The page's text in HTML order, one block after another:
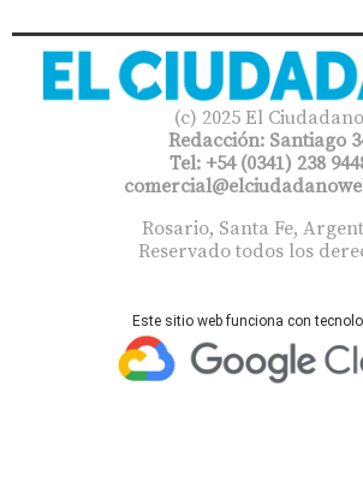
(c) 2025 El Ciudadano
Redacción: Santiago
Tel: +54 (0341) 238
Rosario, Santa Fe,
Reservado todos los
Este sitio web funciona con